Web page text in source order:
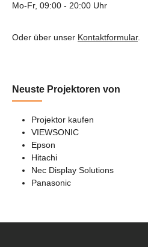
Mo-Fr, 09:00 - 20:00 Uhr
Oder über unser Kontaktformular.
Neuste Projektoren von
Projektor kaufen
VIEWSONIC
Epson
Hitachi
Nec Display Solutions
Panasonic